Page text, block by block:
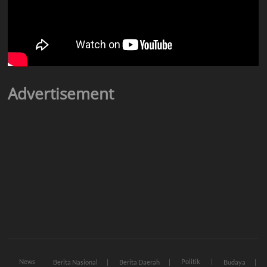
Advertisement
News Berita Nasional Berita Daerah Politik Budaya